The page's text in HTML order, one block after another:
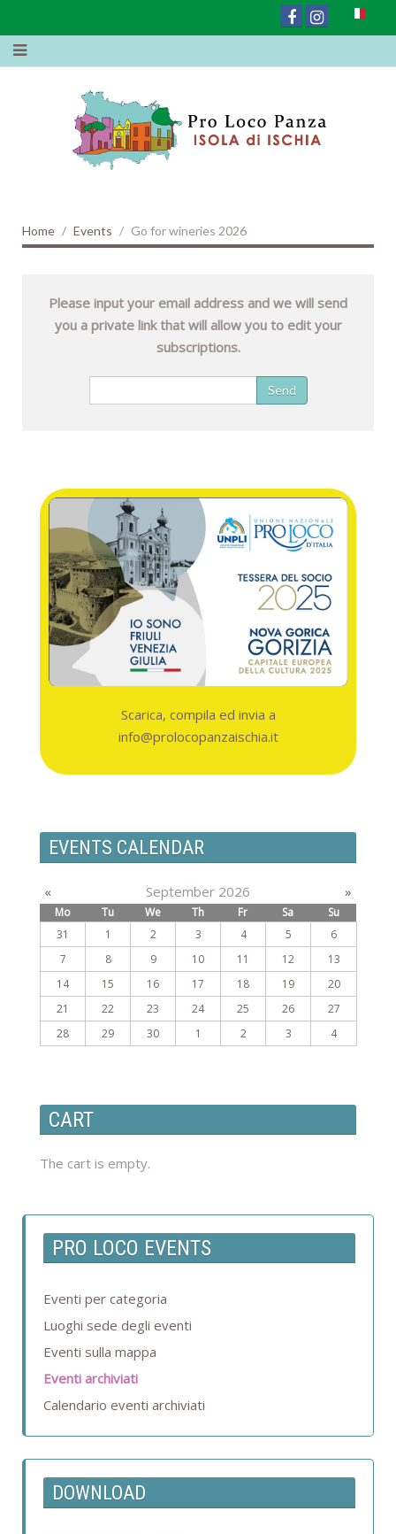
Home Events Go for wineries 2026
Please input your email address and we will send
you a private link that will allow you to edit your
subscriptions.
Send
Scarica, compila ed invia a
info@prolocopanzaischia.it
EVENTS CALENDAR
« September 2026 »
Mo Tu We Th Fr Sa
Su
31
1 2 3 4 5
6
7
8 9 10 11 12
13
14
15 16 17 18 19
20
21
22 23 24 25 26
27
28
29 30 1 2 3 4
CART
The cart is empty.
PRO LOCO EVENTS
Eventi per categoria
Luoghi sede degli eventi
Eventi sulla mappa
Eventi archiviati
Calendario eventi archiviati
DOWNLOAD